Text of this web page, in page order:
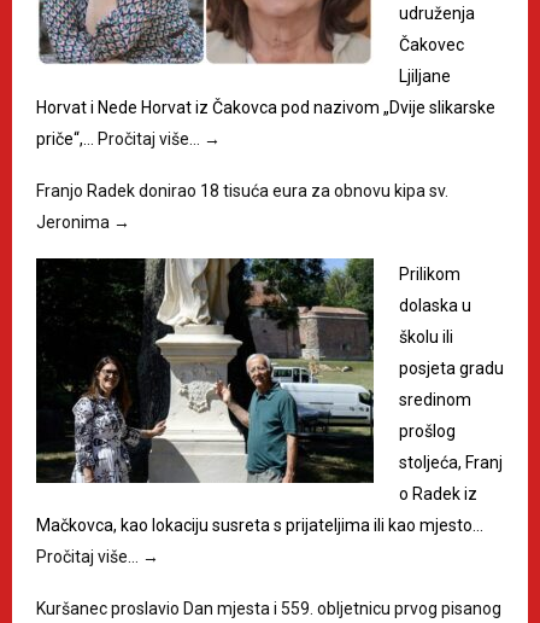
udruženja
Čakovec
Ljiljane
Horvat i Nede Horvat iz Čakovca pod nazivom „Dvije slikarske
priče“,… Pročitaj više… →
Franjo Radek donirao 18 tisuća eura za obnovu kipa sv.
Jeronima →
Prilikom
dolaska u
školu ili
posjeta gradu
sredinom
prošlog
stoljeća, Franj
o Radek iz
Mačkovca, kao lokaciju susreta s prijateljima ili kao mjesto…
Pročitaj više…
→
Kuršanec proslavio Dan mjesta i 559. obljetnicu prvog pisanog